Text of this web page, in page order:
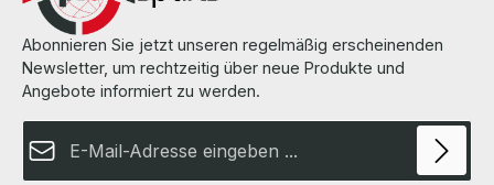
Abonnieren Sie jetzt unseren regelmäßig erscheinenden
Newsletter, um rechtzeitig über neue Produkte und
Angebote informiert zu werden.